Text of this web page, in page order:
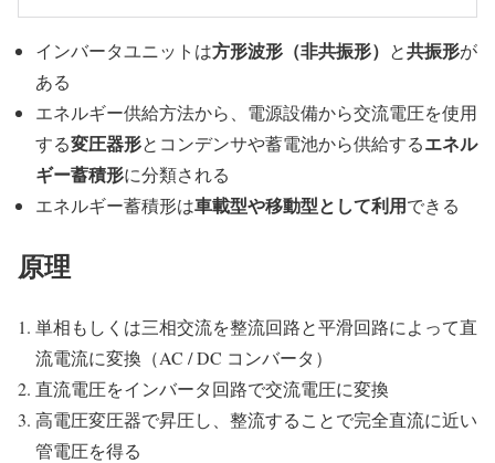
インバータユニットは方形波形（非共振形） と共振形が
ある
エネルギー供給方法から、電源設備から交流電圧を使用
する変圧器形とコンデンサや蓄電池から供給するエネル
ギー蓄積形に分類される
エネルギー蓄積形は車載型や移動型として利用できる
原理
単相もしくは三相交流を整流回路と平滑回路によって直
流電流に変換（AC / DC コンバータ）
直流電圧をインバータ回路で交流電圧に変換
高電圧変圧器で昇圧し、整流することで完全直流に近い
管電圧を得る